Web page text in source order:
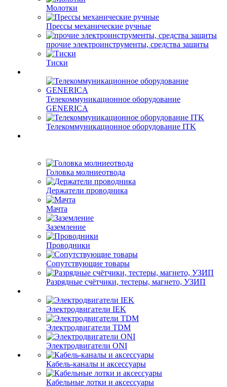
Молотки
Прессы механические ручные
прочие электроинструменты, средства защиты
Тиски
Телекоммуникационное оборудование
GENERICA
Телекоммуникационное оборудование ITK
Головка молниеотвода
Держатели проводника
Мачта
Заземление
Проводники
Сопутствующие товары
Разрядные счётчики, тестеры, магнето, УЗИП
Электродвигатели IEK
Электродвигатели TDM
Электродвигатели ONI
Кабель-каналы и аксессуары
Кабельные лотки и аксессуары